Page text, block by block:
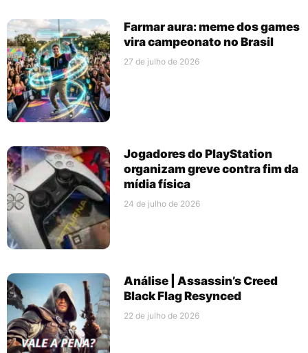
Farmar aura: meme dos games
vira campeonato no Brasil
27 de julho de 2026
Jogadores do PlayStation
organizam greve contra fim da
mídia física
24 de julho de 2026
Análise | Assassin’s Creed
Black Flag Resynced
22 de julho de 2026